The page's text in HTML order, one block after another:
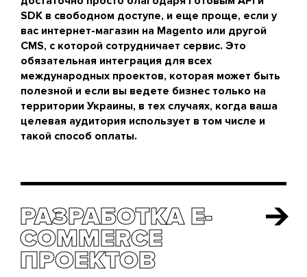
SDK в свободном доступе, и еще проще, если у
вас интернет-магазин на Magento или другой
CMS, с которой сотрудничает сервис. Это
обязательная интеграция для всех
международных проектов, которая может быть
полезной и если вы ведете бизнес только на
территории Украины, в тех случаях, когда ваша
целевая аудитория использует в том числе и
такой способ оплаты.
РАЗРАБОТКА E-
COMMERCE
ПРОЕКТОВ
РАЗРАБОТКА E-
COMMERCE
ПРОЕКТОВ